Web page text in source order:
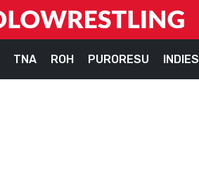
TNA ROH PURORESU INDIES